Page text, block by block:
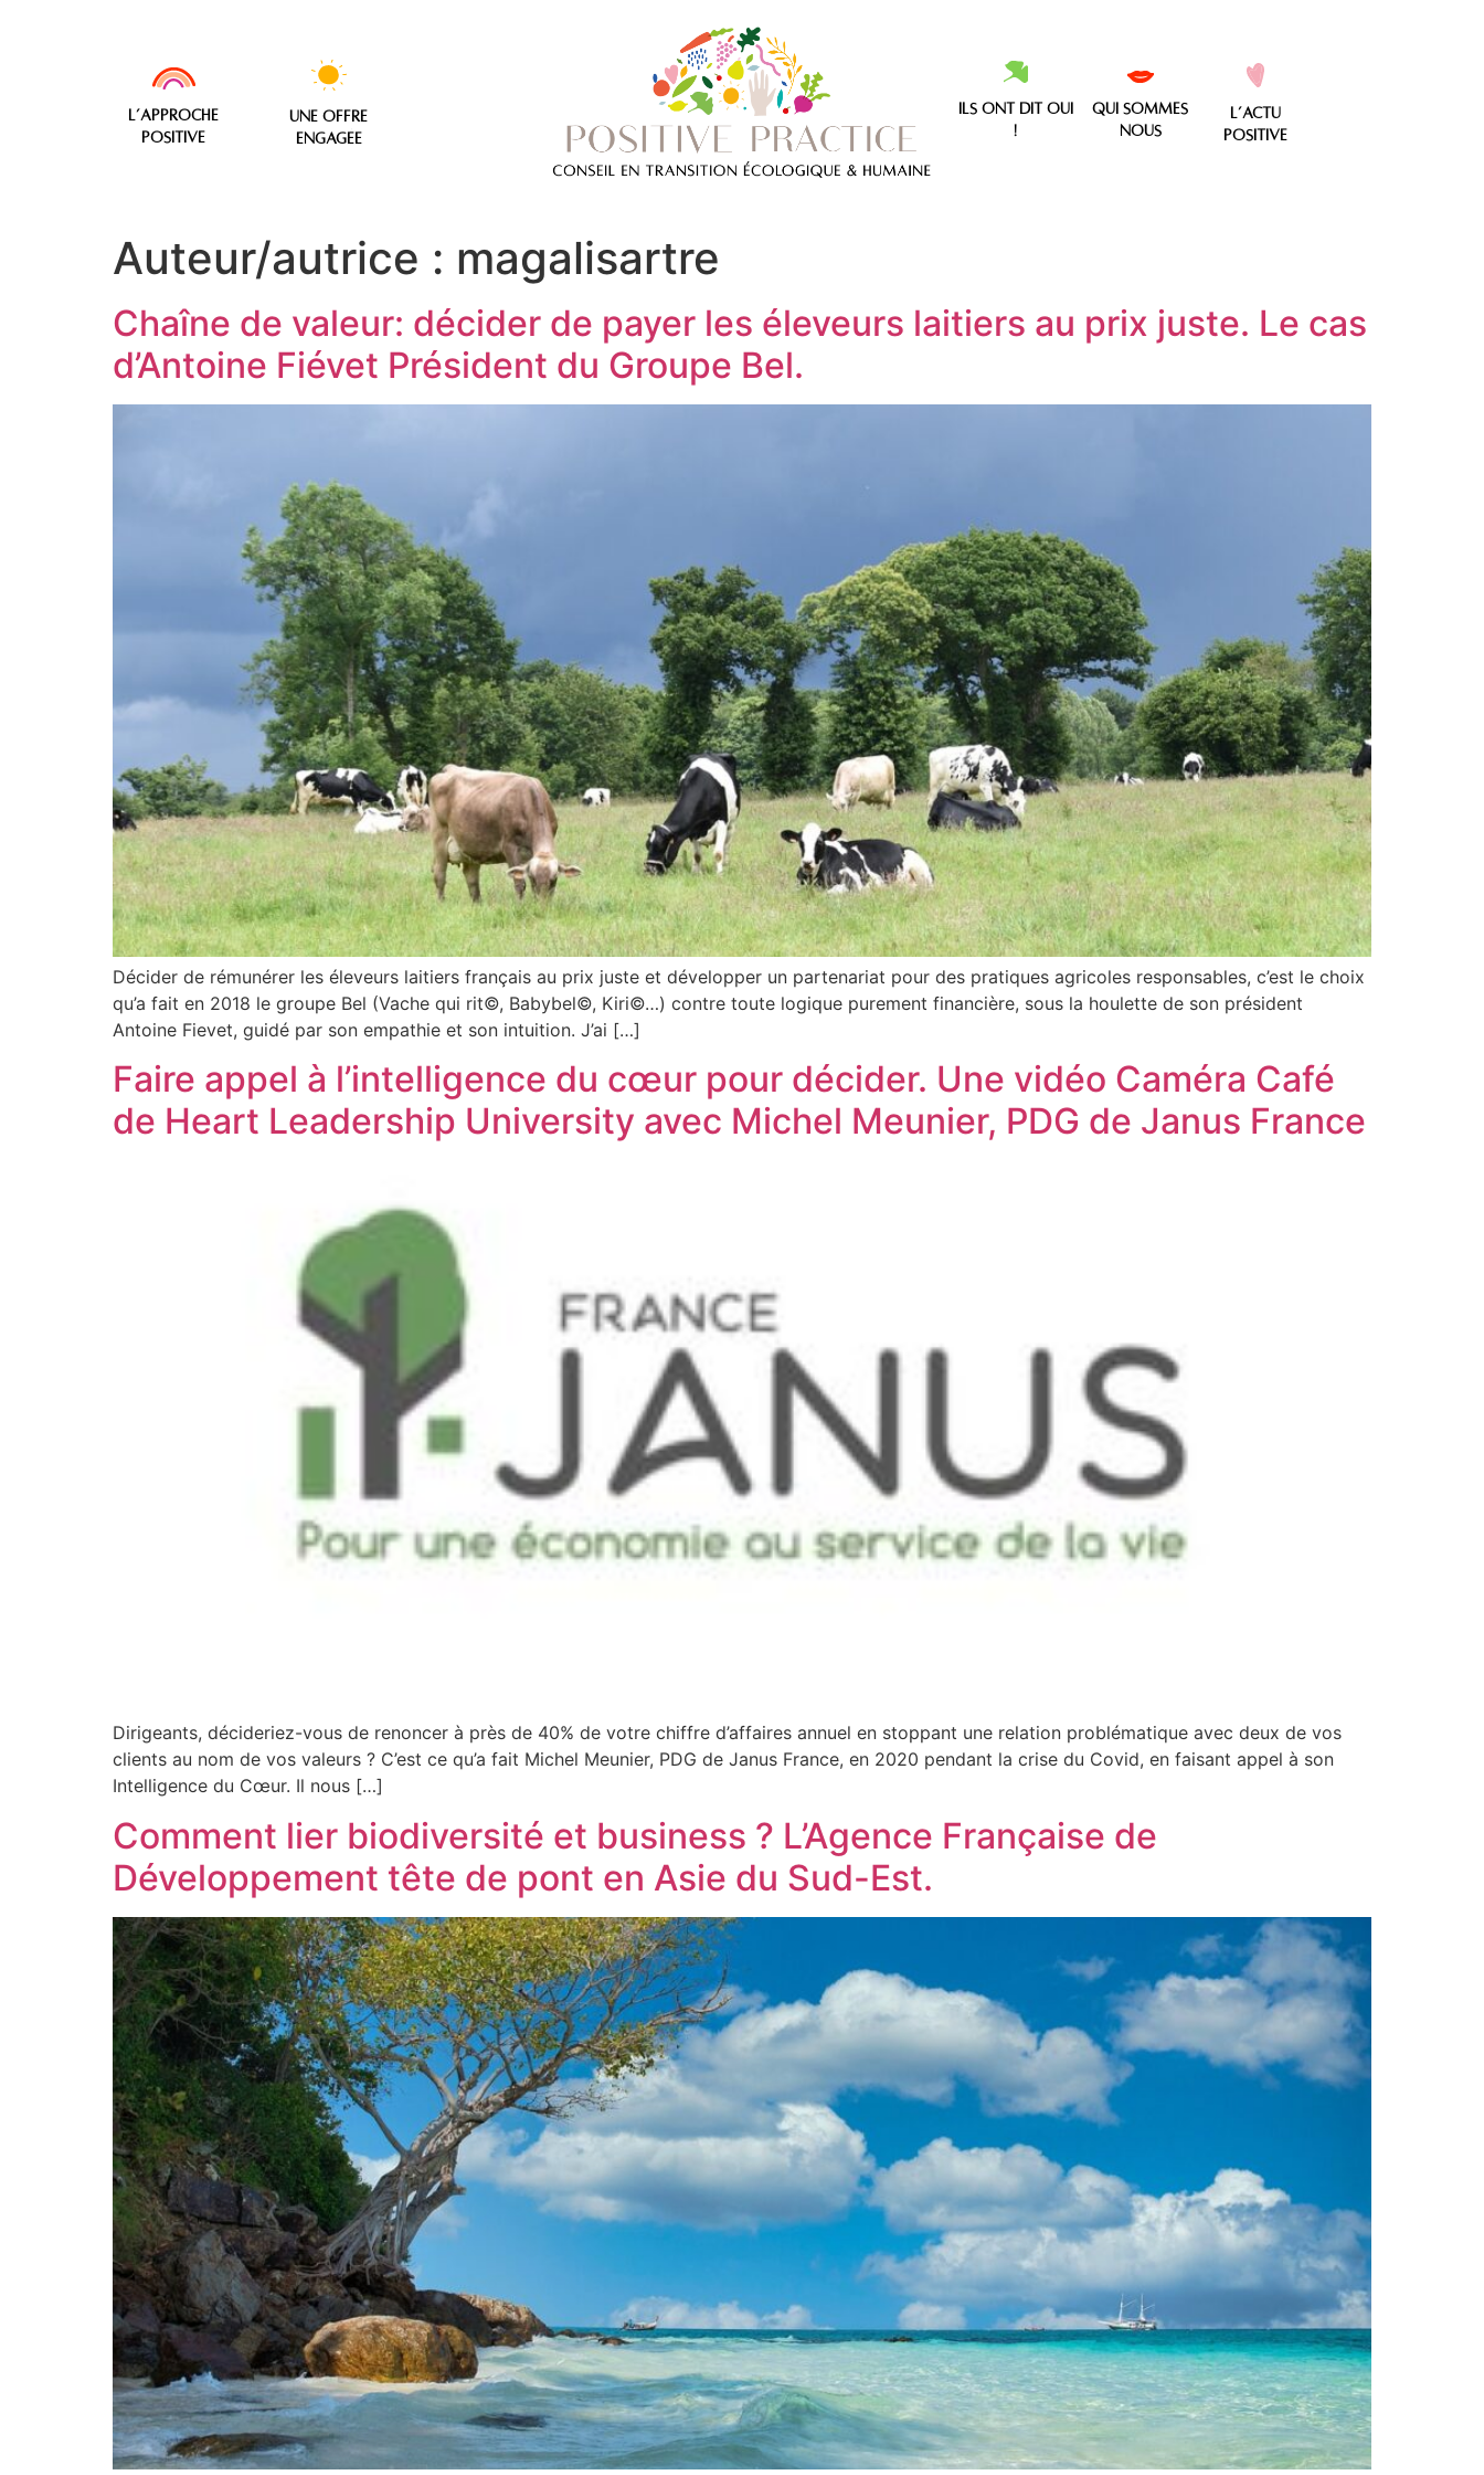
L’approche
positive
une offre
engagée
ils ont dit oui
!
qui sommes
nous
l’actu
Positive
Auteur/autrice : magalisartre
Chaîne de valeur: décider de payer les éleveurs laitiers au prix juste. Le cas
d’Antoine Fiévet Président du Groupe Bel.
Décider de rémunérer les éleveurs laitiers français au prix juste et développer un partenariat pour des pratiques agricoles responsables, c’est le choix
qu’a fait en 2018 le groupe Bel (Vache qui rit©, Babybel©, Kiri©…) contre toute logique purement financière, sous la houlette de son président
Antoine Fievet, guidé par son empathie et son intuition. J’ai […]
Faire appel à l’intelligence du cœur pour décider. Une vidéo Caméra Café
de Heart Leadership University avec Michel Meunier, PDG de Janus France
Dirigeants, décideriez-vous de renoncer à près de 40% de votre chiffre d’affaires annuel en stoppant une relation problématique avec deux de vos
clients au nom de vos valeurs ? C’est ce qu’a fait Michel Meunier, PDG de Janus France, en 2020 pendant la crise du Covid, en faisant appel à son
Intelligence du Cœur. Il nous […]
Comment lier biodiversité et business ? L’Agence Française de
Développement tête de pont en Asie du Sud-Est.